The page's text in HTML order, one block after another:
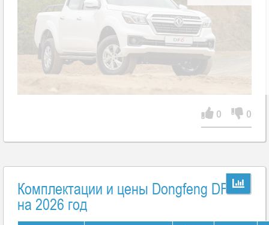
0 0
Комплектации и цены Dongfeng DF6
на 2026 год